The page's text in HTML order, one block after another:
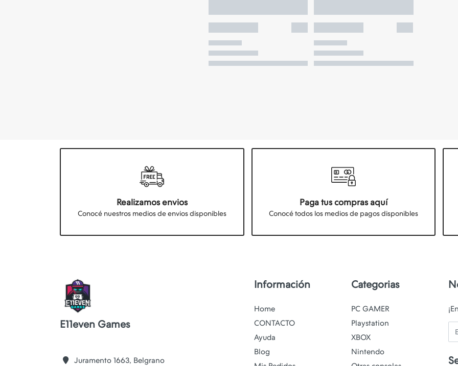
Realizamos envios
Conocé nuestros medios de envios disponibles
Paga tus compras aquí
Conocé todos los medios de pagos disponibles
E11even Games
Juramento 1663, Belgrano
Información
Home
CONTACTO
Ayuda
Blog
Categorias
PC GAMER
Playstation
XBOX
Nintendo